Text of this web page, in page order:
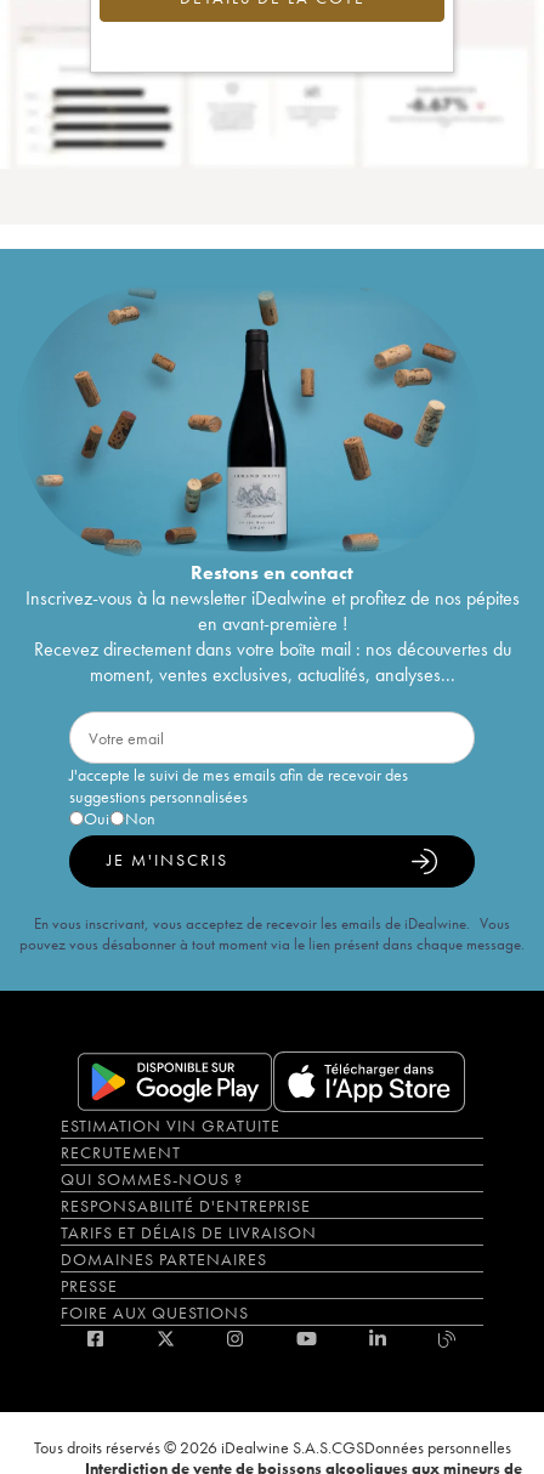
Restons encontact
Inscrivez-vous à la newsletter iDealwine et profitez de nos pépites
en avant-première !
Recevez directement dans votre boîte mail : nos découvertes du
moment, ventes exclusives, actualités, analyses...
J'accepte le suivi de mes emails afin de recevoir des
suggestions personnalisées
Oui
Non
JE M'INSCRIS
En vous inscrivant, vous acceptez de recevoir les emails de iDealwine. Vous
pouvez vous désabonner à tout moment via le lien présent dans chaque message.
ESTIMATION VIN GRATUITE
RECRUTEMENT
QUI SOMMES-NOUS ?
RESPONSABILITÉ D'ENTREPRISE
TARIFS ET DÉLAIS DE LIVRAISON
DOMAINES PARTENAIRES
PRESSE
FOIRE AUX QUESTIONS
Tous droits réservés © 2026 iDealwine S.A.S.CGSDonnées personnelles
Interdiction de vente de boissons alcooliques aux mineurs de